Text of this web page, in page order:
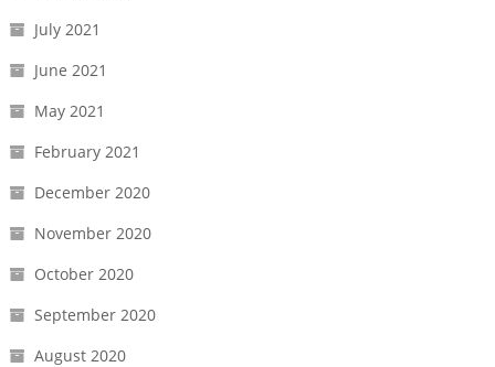
July 2021
June 2021
May 2021
February 2021
December 2020
November 2020
October 2020
September 2020
August 2020